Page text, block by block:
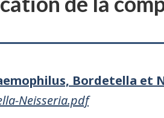
Bordetella et
Neisseria.pdf